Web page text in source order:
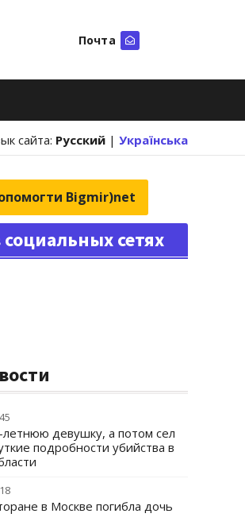
Почта
сайта: Русский | Українська
Bigmir)net
сетях
летнюю девушку, а потом сел
подробности убийства в
в Москве погибла дочь